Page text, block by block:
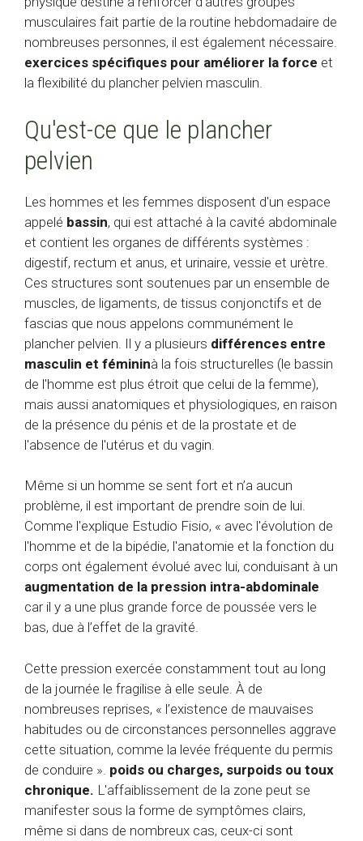
musculaires fait partie de la routine hebdomadaire de
nombreuses personnes, il est également nécessaire.
exercices spécifiques pour améliorer la force et
la flexibilité du plancher pelvien masculin.
Qu'est-ce que le plancher
pelvien
Les hommes et les femmes disposent d'un espace
appelé bassin, qui est attaché à la cavité abdominale
et contient les organes de différents systèmes :
digestif, rectum et anus, et urinaire, vessie et urètre.
Ces structures sont soutenues par un ensemble de
muscles, de ligaments, de tissus conjonctifs et de
fascias que nous appelons communément le
plancher pelvien. Il y a plusieurs différences entre
masculin et fémininà la fois structurelles (le bassin
de l'homme est plus étroit que celui de la femme),
mais aussi anatomiques et physiologiques, en raison
de la présence du pénis et de la prostate et de
l'absence de l'utérus et du vagin.
Même si un homme se sent fort et n’a aucun
problème, il est important de prendre soin de lui.
Comme l'explique Estudio Fisio, « avec l'évolution de
l'homme et de la bipédie, l'anatomie et la fonction du
corps ont également évolué avec lui, conduisant à un
augmentation de la pression intra-abdominale
car il y a une plus grande force de poussée vers le
bas, due à l’effet de la gravité.
Cette pression exercée constamment tout au long
de la journée le fragilise à elle seule. À de
nombreuses reprises, « l’existence de mauvaises
habitudes ou de circonstances personnelles aggrave
cette situation, comme la levée fréquente du permis
de conduire ». poids ou charges, surpoids ou toux
chronique. L'affaiblissement de la zone peut se
manifester sous la forme de symptômes clairs,
même si dans de nombreux cas, ceux-ci sont